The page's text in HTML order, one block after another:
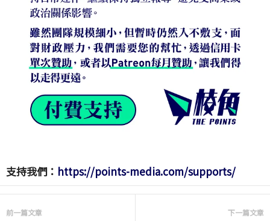
支持我們： https://points-media.com/supports/
前一篇文章 下一篇文章